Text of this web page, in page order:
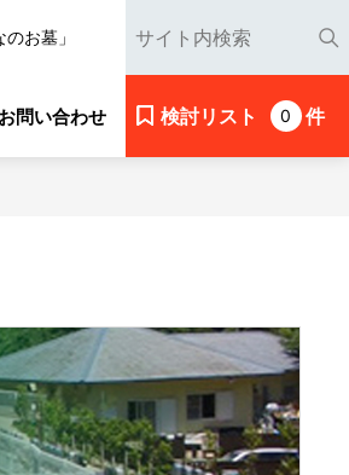
お墓」
お問い合わせ 検討リスト 0 件